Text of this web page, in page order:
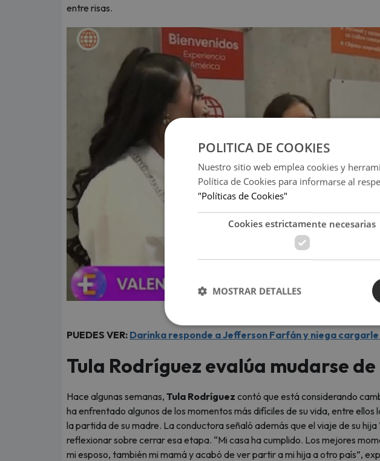
entre risas.
PUEDES VER: Darinka responde a Jefferson Farfán y niega
Tula Rodríguez evalúa mudarse de
Hace algunas semanas, Tula Rodríguez contó que está considerando
ha enfrentado algunos de los momentos más difíciles de su vida, entre ellos
la partida de su madre. La conductora señaló además que el viaje de su
reflexionar sobre cerrar esa etapa. “Mi casa ha cumplido. Los mejores
mi esposo, también mi mamá y acabó de ver partir a mi hija a otro país”,
POLITICA DE COOKIES
Nuestro sitio web emplea cookies y
Política de Cookies para informarse al
"Políticas de Cookies"
Cookies estrictamente necesarias
MOSTRAR DETALLES